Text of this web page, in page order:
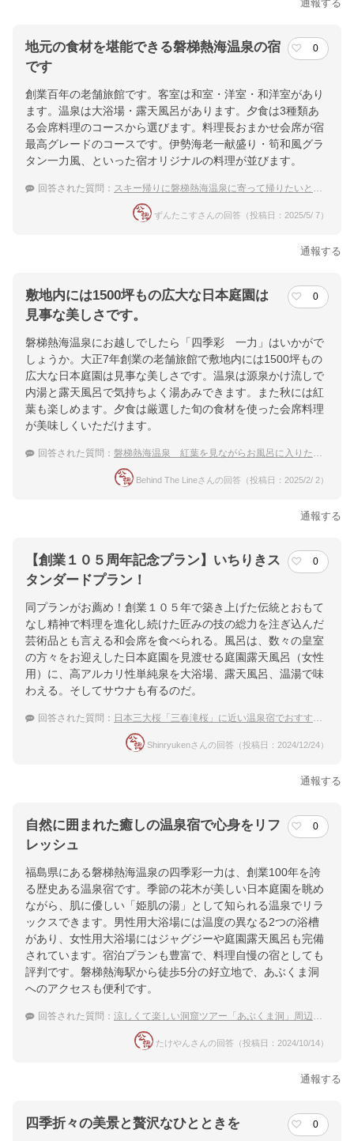
通報する
地元の食材を堪能できる磐梯熱海温泉の宿
です
0
創業百年の老舗旅館です。客室は和室・洋室・和洋室があり
ます。温泉は大浴場・露天風呂があります。夕食は3種類あ
る会席料理のコースから選びます。料理長おまかせ会席が宿
最高グレードのコースです。伊勢海老一献盛り・筍和風グラ
タン一力風、といった宿オリジナルの料理が並びます。
回答された質問： スキー帰りに磐梯熱海温泉に寄って帰りたいと思います。地元の食材が堪能できる温泉宿があれば教えてください。
ずんたこすさんの回答（投稿日：2025/5/ 7）
通報する
敷地内には1500坪もの広大な日本庭園は
見事な美しさです。
0
磐梯熱海温泉にお越しでしたら「四季彩 一力」はいかがで
しょうか。大正7年創業の老舗旅館で敷地内には1500坪もの
広大な日本庭園は見事な美しさです。温泉は源泉かけ流しで
内湯と露天風呂で気持ちよく湯あみできます。また秋には紅
葉も楽しめます。夕食は厳選した旬の食材を使った会席料理
が美味しくいただけます。
回答された質問： 磐梯熱海温泉 紅葉を見ながらお風呂に入りたい！おすすめの温泉宿は？
Behind The Lineさんの回答（投稿日：2025/2/ 2）
通報する
【創業１０５周年記念プラン】いちりきス
タンダードプラン！
0
同プランがお薦め！創業１０５年で築き上げた伝統とおもて
なし精神で料理を進化し続けた匠みの技の総力を注ぎ込んだ
芸術品とも言える和会席を食べられる。風呂は、数々の皇室
の方々をお迎えした日本庭園を見渡せる庭園露天風呂（女性
用）に、高アルカリ性単純泉を大浴場、露天風呂、温湯で味
わえる。そしてサウナも有るのだ。
回答された質問： 日本三大桜「三春滝桜」に近い温泉宿でおすすめを教えて
Shinryukenさんの回答（投稿日：2024/12/24）
通報する
自然に囲まれた癒しの温泉宿で心身をリフ
レッシュ
0
福島県にある磐梯熱海温泉の四季彩一力は、創業100年を誇
る歴史ある温泉宿です。季節の花木が美しい日本庭園を眺め
ながら、肌に優しい「姫肌の湯」として知られる温泉でリラ
ックスできます。男性用大浴場には温度の異なる2つの浴槽
があり、女性用大浴場にはジャグジーや庭園露天風呂も完備
されています。宿泊プランも豊富で、料理自慢の宿としても
評判です。磐梯熱海駅から徒歩5分の好立地で、あぶくま洞
へのアクセスも便利です。
回答された質問： 涼しくて楽しい洞窟ツアー「あぶくま洞」周辺で宿泊できる温泉付きホテル
たけやんさんの回答（投稿日：2024/10/14）
通報する
四季折々の美景と贅沢なひとときを 0